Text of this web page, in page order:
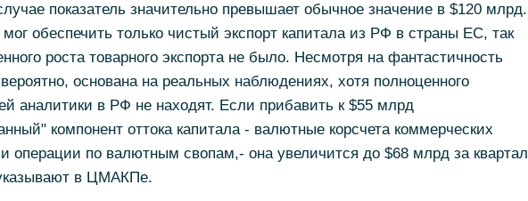
показатель значительно превышает обычное значение в $120 млрд.
мог обеспечить только чистый экспорт капитала из РФ в страны ЕС, так
роста товарного экспорта не было. Несмотря на фантастичность
основана на реальных наблюдениях, хотя полноценного
аналитики в РФ не находят. Если прибавить к $55 млрд
компонент оттока капитала - валютные корсчета коммерческих
операции по валютным свопам,- она увеличится до $68 млрд за квартал
в ЦМАКПе.